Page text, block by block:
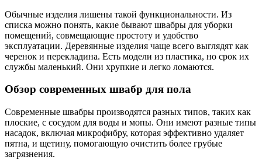
Обычные изделия лишены такой функциональности. Из
списка можно понять, какие бывают швабры для уборки
помещений, совмещающие простоту и удобство
эксплуатации. Деревянные изделия чаще всего выглядят как
черенок и перекладина. Есть модели из пластика, но срок их
службы маленький. Они хрупкие и легко ломаются.
Обзор современных швабр для пола
Современные швабры производятся разных типов, таких как
плоские, с сосудом для воды и мопы. Они имеют разные типы
насадок, включая микрофибру, которая эффективно удаляет
пятна, и щетину, помогающую очистить более грубые
загрязнения.